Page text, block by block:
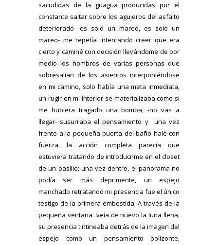
sacudidas de la guagua producidas por el
constante saltar sobre los agujeros del asfalto
deteriorado -es solo un mareo, es solo un
mareo- me repetía intentando creer que era
cierto y caminé con decisión llevándome de por
medio los hombros de varias personas que
sobresalían de los asientos interponiéndose
en mi camino, solo había una meta inmediata,
un rugir en mi interior se materializaba como si
me hubiera tragado una bomba, -no vas a
llegar- susurraba el pensamiento y una vez
frente a la pequeña puerta del baño halé con
fuerza, la acción completa parecía que
estuviera tratando de introducirme en el closet
de un pasillo; una vez dentro, el panorama no
podía ser más deprimente, un espejo
manchado retratando mi presencia fue el único
testigo de la primera embestida. A través de la
pequeña ventana veía de nuevo la luna llena,
su presencia tintineaba detrás de la imagen del
espejo como un pensamiento polizonte,